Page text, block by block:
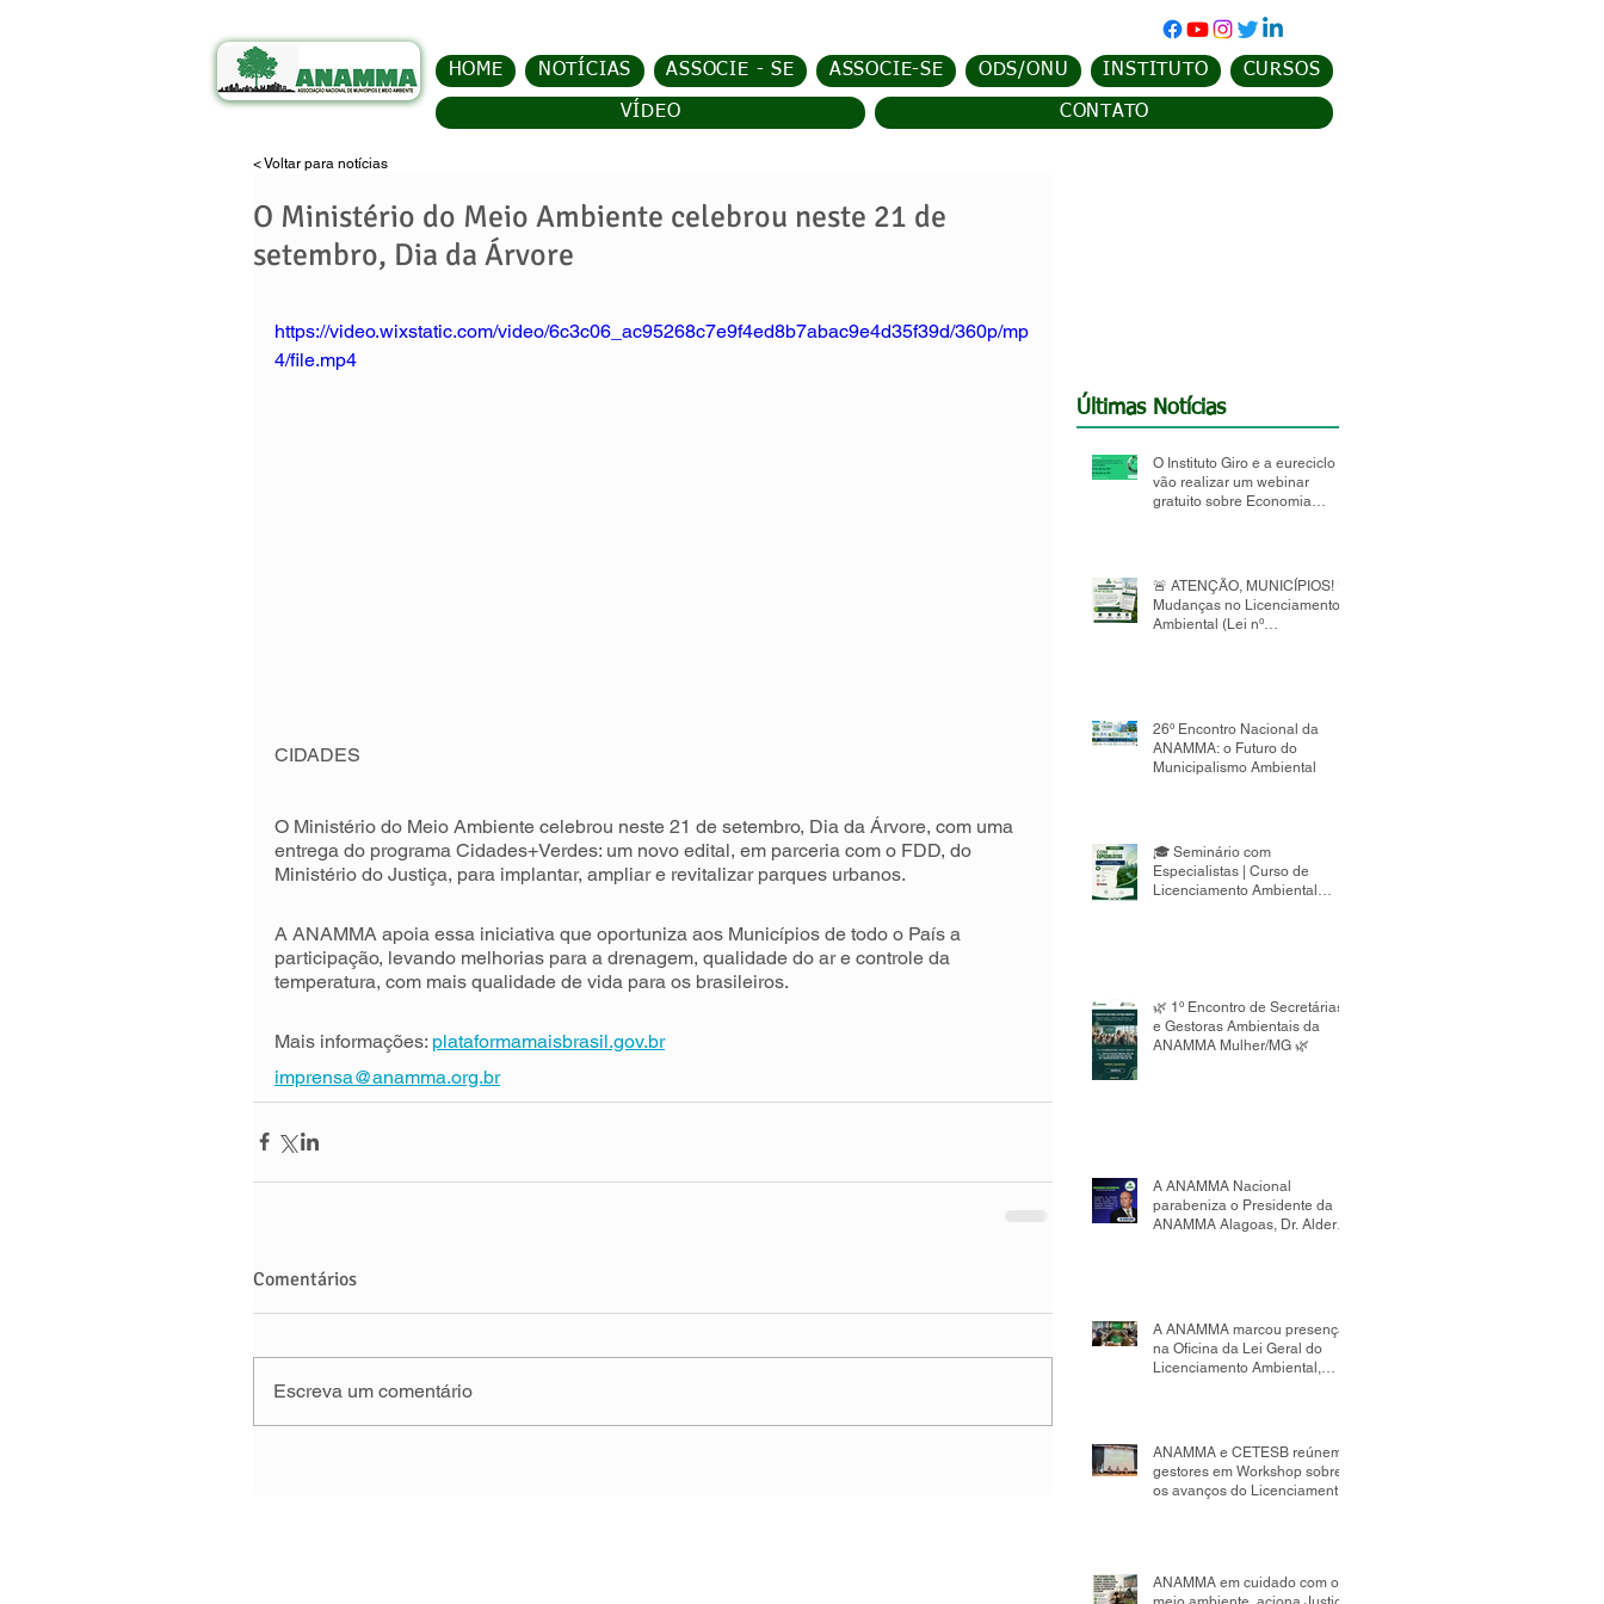
HOME NOTÍCIAS ASSOCIE - SE ASSOCIE-SE ODS/ONU INSTITUTO CURSOS
VÍDEO CONTATO
O Ministério do Meio Ambiente celebrou neste 21 de
setembro, Dia da Árvore
https://video.wixstatic.com/video/6c3c06_ac95268c7e9f4ed8b7abac9e4d35f39d/360p/mp
4/file.mp4
CIDADES
O Ministério do Meio Ambiente celebrou neste 21 de setembro, Dia da Árvore, com uma
entrega do programa Cidades+Verdes: um novo edital, em parceria com o FDD, do
Ministério do Justiça, para implantar, ampliar e revitalizar parques urbanos.
A ANAMMA apoia essa iniciativa que oportuniza aos Municípios de todo o País a
participação, levando melhorias para a drenagem, qualidade do ar e controle da
temperatura, com mais qualidade de vida para os brasileiros.
Mais informações: plataformamaisbrasil.gov.br
imprensa@anamma.org.br
Comentários
Escreva um comentário
< Voltar para notícias
Últimas Notícias
O Instituto Giro e a eureciclo
vão realizar um webinar
gratuito sobre Economia
gestores públicos.
🚨 ATENÇÃO, MUNICÍPIOS! 🚨
Mudanças no Licenciamento
Ambiental (Lei nº
26º Encontro Nacional da
ANAMMA: o Futuro do
Municipalismo Ambiental
🎓 Seminário com
Especialistas | Curso de
Licenciamento Ambiental
🌿 1º Encontro de Secretárias
e Gestoras Ambientais da
ANAMMA Mulher/MG 🌿
A ANAMMA Nacional
parabeniza o Presidente da
ANAMMA Alagoas, Dr. Alder
A ANAMMA marcou presença
na Oficina da Lei Geral do
Licenciamento Ambiental,
com o fortalecimento da
gestão ambiental
ANAMMA e CETESB reúnem
gestores em Workshop sobre
os avanços do Licenciamento
ANAMMA em cuidado com o